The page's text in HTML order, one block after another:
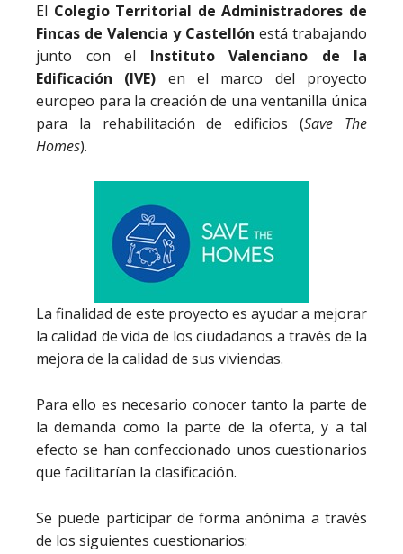
El Colegio Territorial de Administradores de
Fincas de Valencia y Castellón está trabajando
junto con el Instituto Valenciano de la
Edificación (IVE) en el marco del proyecto
europeo para la creación de una ventanilla única
para la rehabilitación de edificios (Save The
Homes).
La finalidad de este proyecto es ayudar a mejorar
la calidad de vida de los ciudadanos a través de la
mejora de la calidad de sus viviendas.
Para ello es necesario conocer tanto la parte de
la demanda como la parte de la oferta, y a tal
efecto se han confeccionado unos cuestionarios
que facilitarían la clasificación.
Se puede participar de forma anónima a través
de los siguientes cuestionarios: